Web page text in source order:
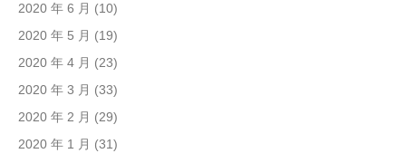
2020 年 6 月 (10)
2020 年 5 月 (19)
2020 年 4 月 (23)
2020 年 3 月 (33)
2020 年 2 月 (29)
2020 年 1 月 (31)